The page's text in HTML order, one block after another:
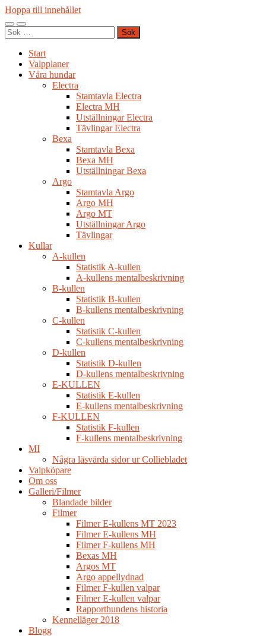
Hoppa till innehållet
Slå
på/av
Slå
på/av
Sök
efter:
Start
Valpplaner
Våra hundar
Electra
Stamtavla Electra
Electra MH
Utställningar Electra
Tävlingar Electra
Bexa
Stamtavla Bexa
Bexa MH
Utställningar Bexa
Argo
Stamtavla Argo
Argo MH
Argo MT
Utställningar Argo
Tävlingar
Kullar
A-kullen
Statistik A-kullen
A-kullens mentalbeskrivning
B-kullen
Statistik B-kullen
B-kullens mentalbeskrivning
C-kullen
Statistik C-kullen
C-kullens mentalbeskrivning
D-kullen
Statistik D-kullen
D-kullens mentalbeskrivning
E-KULLEN
Statistik E-kullen
E-kullens mentalbeskrivning
F-KULLEN
Statistik F-kullen
F-kullens mentalbeskrivning
MI
Några läsvärda sidor ur Colliebladet
Valpköpare
Om oss
Galleri/Filmer
Blandade bilder
Filmer
Filmer E-kullens MT 2023
Filmer E-kullens MH
Filmer F-kullens MH
Bexas MH
Argos MT
Argo appellydnad
Filmer F-kullen valpar
Filmer E-kullen valpar
Rapporthundens historia
Kennelläger 2018
Blogg